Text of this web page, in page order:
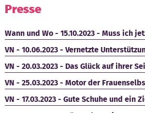
Presse
Wann und Wo - 15.10.2023 - Muss ich
VN - 10.06.2023 - Vernetzte
VN - 20.03.2023 - Das Glück auf ihrer
VN - 25.03.2023 - Motor der
VN - 17.03.2023 - Gute Schuhe und ein